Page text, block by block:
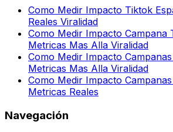
Como Medir Impacto Tiktok
Reales Viralidad
Como Medir Impacto Campana
Metricas Mas Alla Viralidad
Como Medir Impacto
Metricas Mas Alla Viralidad
Como Medir Impacto
Metricas Reales
Navegación